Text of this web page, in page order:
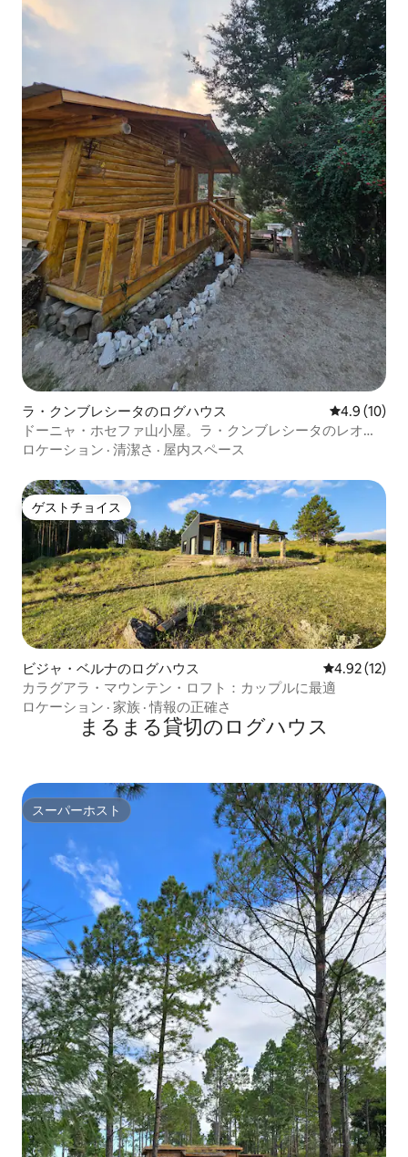
ラ・クンブレシータのログハウス レビュー10
4.9 (10)
ドーニャ・ホセファ山小屋。ラ・クンブレシータのレオノ
ール
ロケーション · 清潔さ · 屋内スペース
ゲストチョイス
ゲストチョイス
ビジャ・ベルナのログハウス レビュー12
4.92 (12)
カラグアラ・マウンテン・ロフト：カップルに最適
ロケーション · 家族 ·情報の正確さ
まるまる貸切のログハウス
スーパーホスト
スーパーホスト